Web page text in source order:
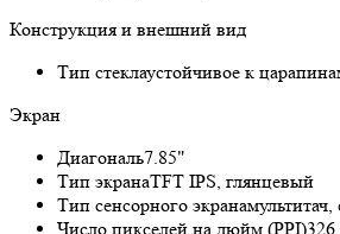
Конструкция и внешний вид
Тип стеклаустойчивое к
Экран
Диагональ7.85"
Тип экранаTFT IPS, глянцевый
Тип сенсорного экрана
Число пикселей на дюйм (PPI)326